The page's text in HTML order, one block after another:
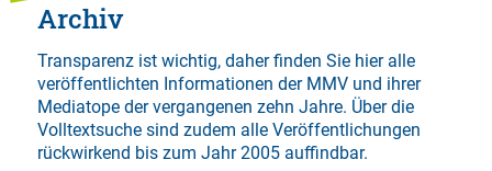
Archiv
Transparenz ist wichtig, daher finden Sie hier alle
veröffentlichten Informationen der MMV und ihrer
Mediatope der vergangenen zehn Jahre. Über die
Volltextsuchesind zudem alle Veröffentlichungen
rückwirkend bis zum Jahr 2005 auffindbar.